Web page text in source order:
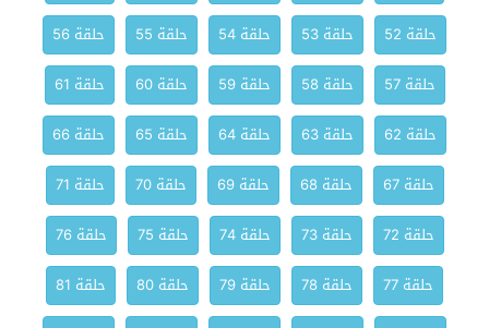
حلقة 52
حلقة 53 حلقة 54 حلقة 55
حلقة 56
حلقة 57
حلقة 58 حلقة 59 حلقة 60
حلقة 61
حلقة 62
حلقة 63 حلقة 64 حلقة 65
حلقة 66
حلقة 67
حلقة 68 حلقة 69 حلقة 70
حلقة 71
حلقة 72
حلقة 73 حلقة 74 حلقة 75
حلقة 76
حلقة 77
حلقة 78 حلقة 79 حلقة 80
حلقة 81